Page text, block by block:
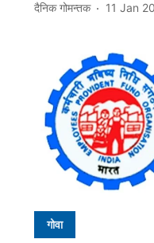
दैनिक गोमन्तक 11 Jan
गोवा